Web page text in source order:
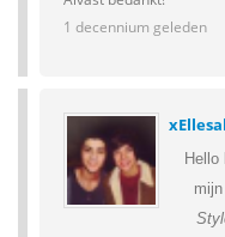
1 decennium geleden
Hello